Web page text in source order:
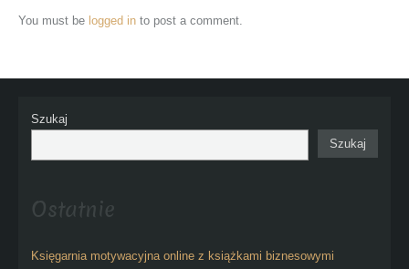
You must be logged in to post a comment.
Szukaj
Szukaj
Ostatnie
Księgarnia motywacyjna online z książkami biznesowymi